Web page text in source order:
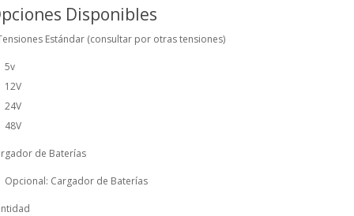
Disponibles
Estándar (consultar por otras tensiones)
5v
12V
24V
48V
de Baterías
Opcional: Cargador de Baterías